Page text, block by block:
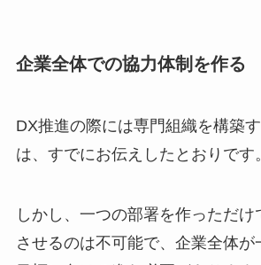
企業全体での協力体制を作る
DX推進の際には専門組織を構築
は、すでにお伝えしたとおりです。
しかし、一つの部署を作っただけ
させるのは不可能で、企業全体が